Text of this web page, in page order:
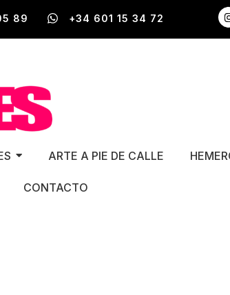
89 +34 601 15 34 72
ARTE A PIE DE CALLE
CONTACTO